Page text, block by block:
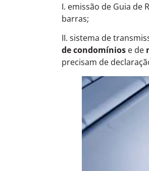
I. emissão de Guia de
barras;
II. sistema de
de condomínios e de
precisam de